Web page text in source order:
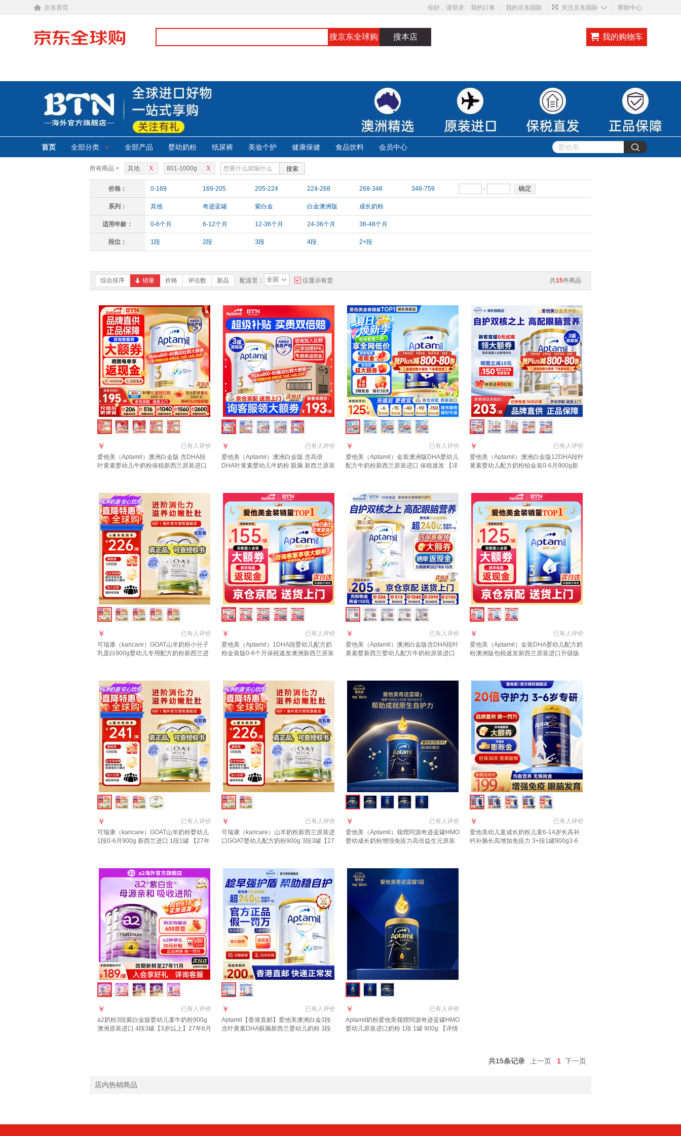
京东首页 你好，请登录 我的订单 我的京东国际 关注京东国际 ◇ 帮助中心
搜京东全球购 搜本店 我的购物车
首页 全部分类 全部产品 婴幼奶粉 纸尿裤 美妆个护 健康保健 食品饮料 会员中心
所有商品 > X
其他 X
801-1000g 搜索
价格： 0-169 169-205 205-224 224-268 268-348 348-759 - 确定
系列： 其他 奇迹蓝罐 紫白金 白金澳洲版 成长奶粉
适用年龄： 0-6个月 6-12个月 12-36个月 24-36个月 36-48个月
段位： 1段 2段 3段 4段 2+段
共15件商品
综合排序 销量 价格 评论数 新品 配送至： 全国 仅显示有货
已有人评价
￥
爱他美（Aptamil）澳洲白金版 含DHA段
叶黄素婴幼儿牛奶粉保税新西兰原装进口
已有人评价
￥
爱他美（Aptamil）澳洲白金版 含高倍
DHA叶黄素婴幼儿牛奶粉 眼脑 新西兰原装
已有人评价
￥
爱他美（Aptamil）金装澳洲版DHA婴幼儿
配方牛奶粉新西兰原装进口 保税速发 【详
已有人评价
￥
爱他美（Aptamil）澳洲白金版12DHA段叶
黄素婴幼儿配方奶粉铂金装0-6月900g新
已有人评价
￥
可瑞康（karicare）GOAT山羊奶粉小分子
乳蛋白900g婴幼儿专用配方奶粉新西兰进
已有人评价
￥
爱他美（Aptamil）1DHA段婴幼儿配方奶
粉金装版0-6个月保税速发澳洲新西兰原装
已有人评价
￥
爱他美（Aptamil）澳洲白金版含DHA段叶
黄素婴新西兰婴幼儿配方牛奶粉原装进口
已有人评价
￥
爱他美（Aptamil）金装DHA婴幼儿配方奶
粉澳洲版包税速发新西兰原装进口升级版
已有人评价
￥
可瑞康（karicare）GOAT山羊奶粉婴幼儿
1段0-6月900g 新西兰进口 1段1罐 【27年
已有人评价
￥
可瑞康（karicare）山羊奶粉新西兰原装进
口GOAT婴幼儿配方奶粉900g 3段3罐【27
已有人评价
￥
爱他美（Aptamil）领熠同源奇迹蓝罐HMO
婴幼成长奶粉增强免疫力高倍益生元原装
已有人评价
￥
爱他美幼儿童成长奶粉儿童6-14岁长高补
钙补脑长高增加免疫力 3+段1罐900g3-6
已有人评价
￥
a2奶粉3段紫白金版婴幼儿童牛奶粉900g
澳洲原装进口 4段3罐【3岁以上】27年6月
已有人评价
￥
Aptamil【香港直邮】爱他美澳洲白金3段
含叶黄素DHA眼脑新西兰婴幼儿奶粉 3段
已有人评价
￥
Aptamil奶粉爱他美领熠同源奇迹蓝罐HMO
婴幼儿原装进口奶粉 1段 1罐 900g 【详情
共15条记录 上一页 1 下一页
店内热销商品